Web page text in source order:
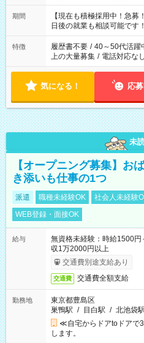
い」 「余裕を持って夕飯
たくない」 など、ご希望を教えて
の方へ 今ご覧のお仕事で希
の勤務時間。 合計で週40
期間
【現在も積極採用中！急
日後の就業も相談可能です！
特徴 履歴書不要 / 40～50代活躍
上の大量募集 / 電話対応なし
気になる！ 応
未
【オープニング募集】お
き添いも仕事の1つ
派遣 職種未経験OK 社会人未経験
WEB登録・面接OK
給与
無資格未経験：時給1500
収1万2000円以上
交通費別途支給あり
交通費 交通費全額支給
勤務地
東京都豊島区
巣鴨駅 / 目白駅 / 北池袋駅
≪自宅からドアtoドアで
します。